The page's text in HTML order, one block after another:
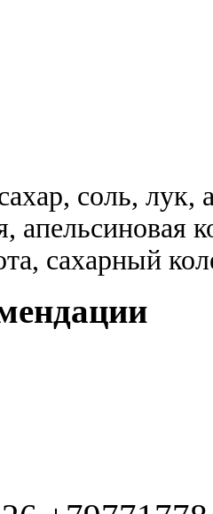
соль, лук,
апельсиновая
сахарный